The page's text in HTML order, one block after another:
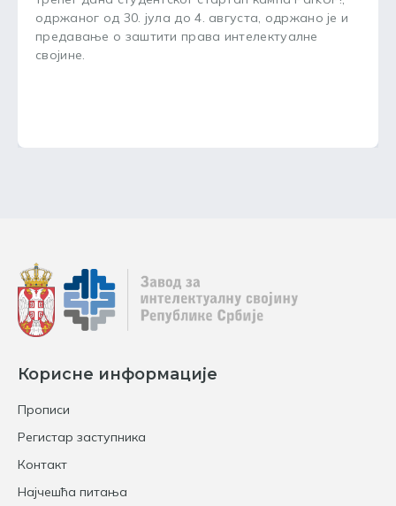
одржаног од 30. јула до 4. августа, одржано је и
предавање о заштити права интелектуалне
својине.
Корисне информације
Прописи
Регистар заступника
Контакт
Најчешћа питања